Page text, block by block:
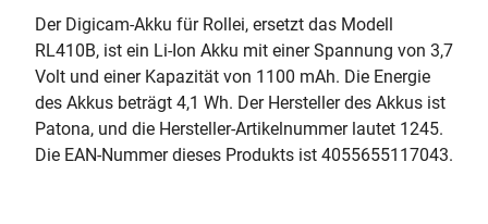
Der Digicam-Akku für Rollei, ersetzt das Modell
RL410B, ist ein Li-Ion Akku mit einer Spannung von 3,7
Volt und einer Kapazität von 1100 mAh. Die Energie
des Akkus beträgt 4,1 Wh. Der Hersteller des Akkus ist
Patona, und die Hersteller-Artikelnummer lautet 1245.
Die EAN-Nummer dieses Produkts ist 4055655117043.